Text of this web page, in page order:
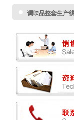
调味品整套生产